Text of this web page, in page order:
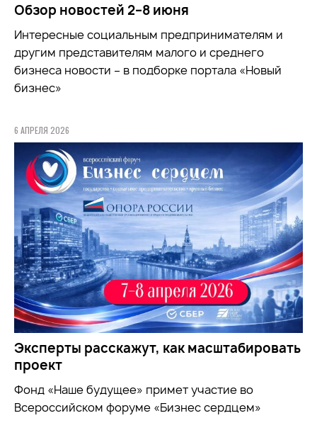
Обзор новостей 2–8 июня
Интересные социальным предпринимателям и
другим представителям малого и среднего
бизнеса новости – в подборке портала «Новый
бизнес»
6 АПРЕЛЯ 2026
Эксперты расскажут, как масштабировать
проект
Фонд «Наше будущее» примет участие во
Всероссийском форуме «Бизнес сердцем»